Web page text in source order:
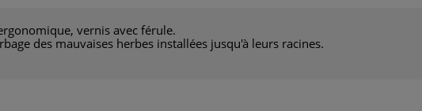
vernis avec férule.
des mauvaises herbes installées jusqu'à leurs racines.